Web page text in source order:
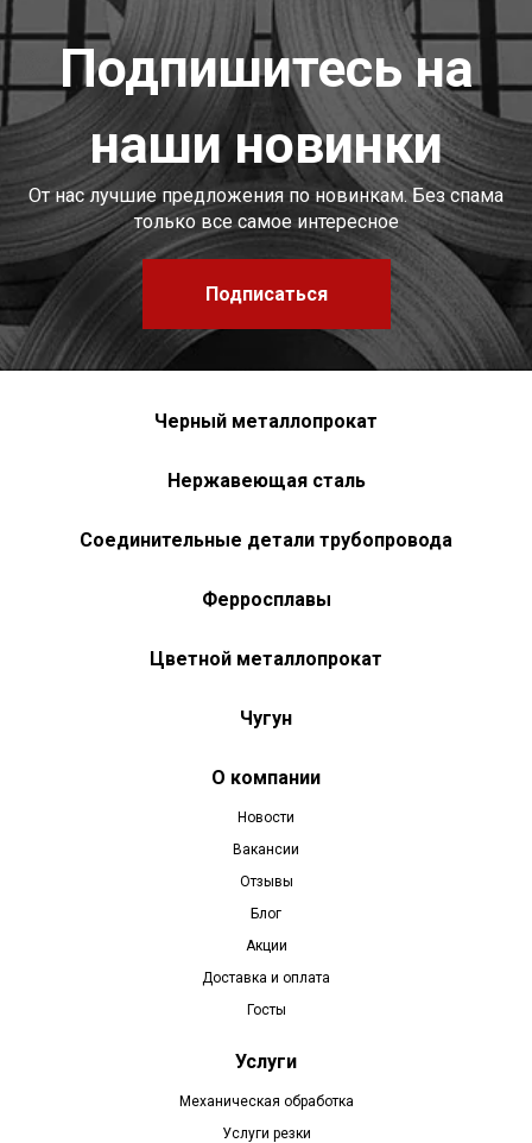
Подпишитесь на
наши новинки
От нас лучшие предложения по новинкам. Без спама
только все самое интересное
Подписаться
Черный металлопрокат
Нержавеющая сталь
Соединительные детали трубопровода
Ферросплавы
Цветной металлопрокат
Чугун
О компании
Новости
Вакансии
Отзывы
Блог
Акции
Доставка и оплата
Госты
Услуги
Механическая обработка
Услуги резки